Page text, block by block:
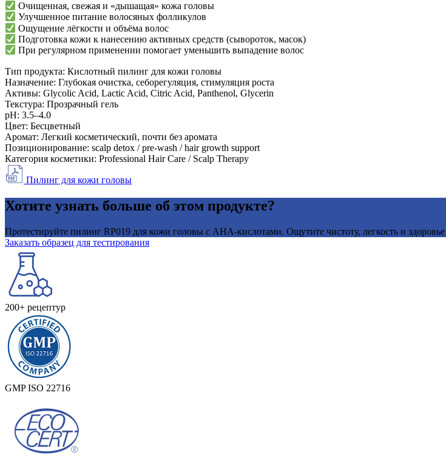
Очищенная, свежая и «дышащая» кожа головы
Улучшенное питание волосяных фолликулов
Ощущение лёгкости и объёма волос
Подготовка кожи к нанесению активных средств (сывороток, масок)
При регулярном применении помогает уменьшить выпадение волос
Тип продукта: Кислотный пилинг для кожи головы
Назначение: Глубокая очистка, себорегуляция, стимуляция роста
Активы: Glycolic Acid, Lactic Acid, Citric Acid, Panthenol, Glycerin
Текстура: Прозрачный гель
рН: 3.5–4.0
Цвет: Бесцветный
Аромат: Легкий косметический, почти без аромата
Позиционирование: scalp detox / pre-wash / hair growth support
Категория косметики: Professional Hair Care / Scalp Therapy
Пилинг для кожи головы
Хотите узнать больше об этом продукте?
Протестируйте пилинг RP019 для кожи головы с AHA-кислотами. Ощутите чистоту, легкость и
Заказать образец для тестирования
200+ рецептур
GMP ISO 22716